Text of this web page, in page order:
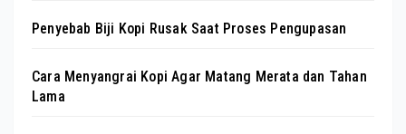
Penyebab Biji Kopi Rusak Saat Proses Pengupasan
Cara Menyangrai Kopi Agar Matang Merata dan Tahan
Lama